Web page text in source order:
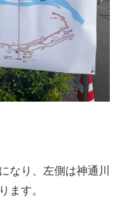
なり、左側は神通川
ます。